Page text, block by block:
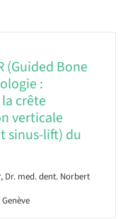
(Guided Bone
:
crête
verticale
sinus-lift) du
Dr. med. dent. Norbert